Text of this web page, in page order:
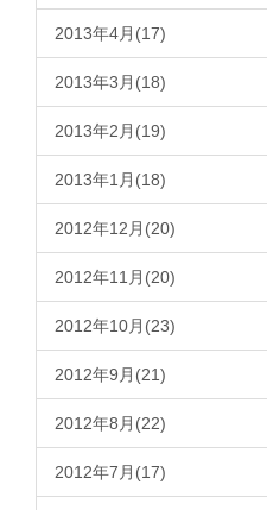
2013年4月(17)
2013年3月(18)
2013年2月(19)
2013年1月(18)
2012年12月(20)
2012年11月(20)
2012年10月(23)
2012年9月(21)
2012年8月(22)
2012年7月(17)